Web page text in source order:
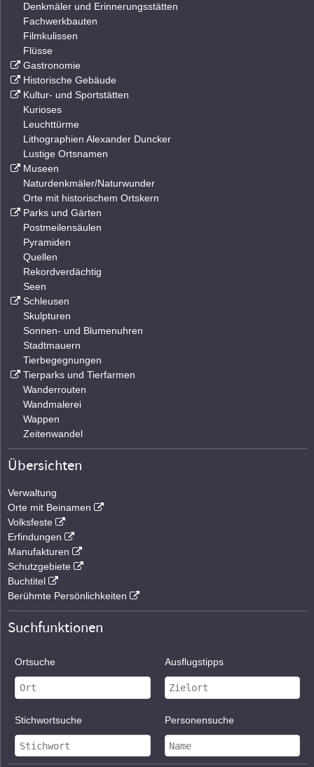
Denkmäler und Erinnerungsstätten
Fachwerkbauten
Filmkulissen
Flüsse
Gastronomie
Historische Gebäude
Kultur- und Sportstätten
Kurioses
Leuchttürme
Lithographien Alexander Duncker
Lustige Ortsnamen
Museen
Naturdenkmäler/Naturwunder
Orte mit historischem Ortskern
Parks und Gärten
Postmeilensäulen
Pyramiden
Quellen
Rekordverdächtig
Seen
Schleusen
Skulpturen
Sonnen- und Blumenuhren
Stadtmauern
Tierbegegnungen
Tierparks und Tierfarmen
Wanderrouten
Wandmalerei
Wappen
Zeitenwandel
Übersichten
Verwaltung
Orte mit Beinamen
Volksfeste
Erfindungen
Manufakturen
Schutzgebiete
Buchtitel
Berühmte Persönlichkeiten
Suchfunktionen
Ortsuche Ausflugstipps
Stichwortsuche Personensuche